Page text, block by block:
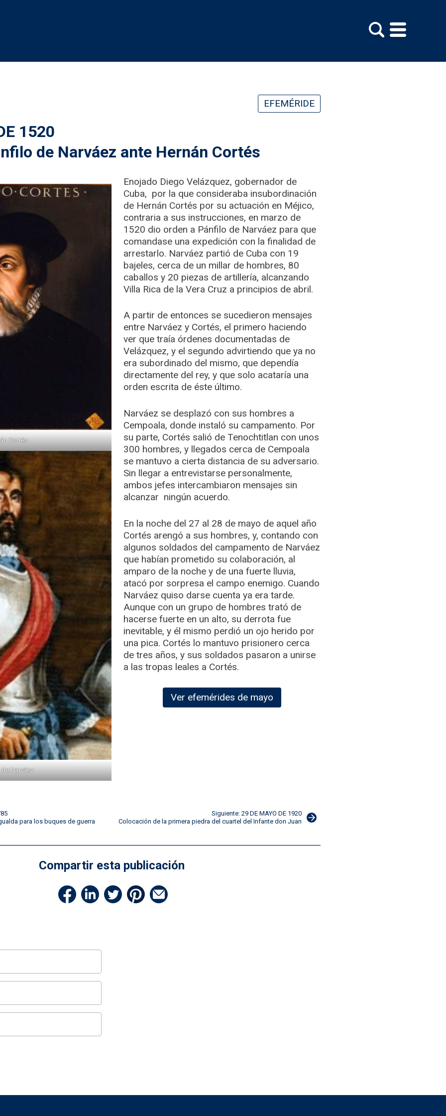
EFEMÉRIDE
1520
de Narváez ante Hernán Cortés
Cortés
Narváez
Enojado Diego Velázquez, gobernador de
Cuba, por la que consideraba insubordinación
de Hernán Cortés por su actuación en Méjico,
contraria a sus instrucciones, en marzo de
1520 dio orden a Pánfilo de Narváez para que
comandase una expedición con la finalidad de
arrestarlo. Narváez partió de Cuba con 19
bajeles, cerca de un millar de hombres, 80
caballos y 20 piezas de artillería, alcanzando
Villa Rica de la Vera Cruz a principios de abril.
A partir de entonces se sucedieron mensajes
entre Narváez y Cortés, el primero haciendo
ver que traía órdenes documentadas de
Velázquez, y el segundo advirtiendo que ya no
era subordinado del mismo, que dependía
directamente del rey, y que solo acataría una
orden escrita de éste último.
Narváez se desplazó con sus hombres a
Cempoala, donde instaló su campamento. Por
su parte, Cortés salió de Tenochtitlan con unos
300 hombres, y llegados cerca de Cempoala
se mantuvo a cierta distancia de su adversario.
Sin llegar a entrevistarse personalmente,
ambos jefes intercambiaron mensajes sin
alcanzar ningún acuerdo.
En la noche del 27 al 28 de mayo de aquel año
Cortés arengó a sus hombres, y, contando con
algunos soldados del campamento de Narváez
que habían prometido su colaboración, al
amparo de la noche y de una fuerte lluvia,
atacó por sorpresa el campo enemigo. Cuando
Narváez quiso darse cuenta ya era tarde.
Aunque con un grupo de hombres trató de
hacerse fuerte en un alto, su derrota fue
inevitable, y él mismo perdió un ojo herido por
una pica. Cortés lo mantuvo prisionero cerca
de tres años, y sus soldados pasaron a unirse
a las tropas leales a Cortés.
Ver efemérides de mayo
para los buques de guerra
Siguiente: 29 DE MAYO DE 1920
Colocación de la primera piedra del cuartel del Infante don Juan
Compartir esta publicación